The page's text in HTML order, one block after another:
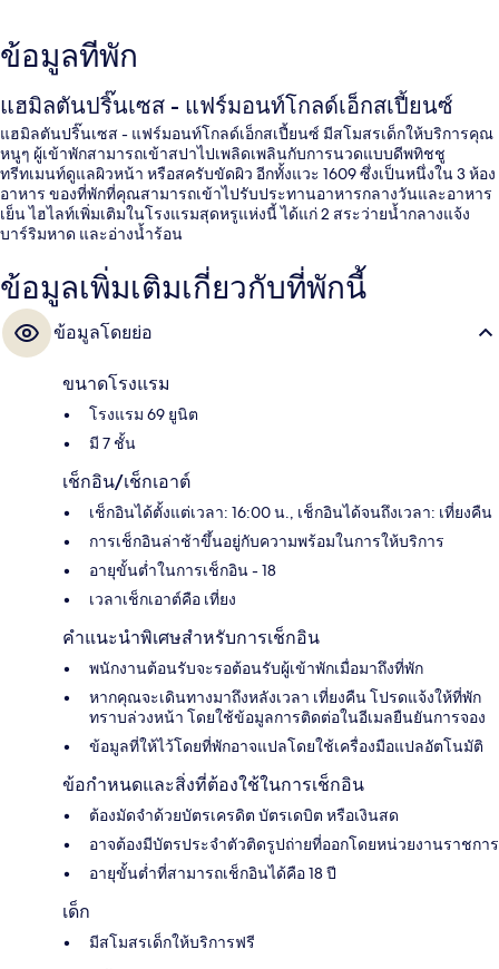
ข้อมูลที่พัก
แฮมิลตันปริ๊นเซส - แฟร์มอนท์โกลด์เอ็กสเปี้ยนซ์
แฮมิลตันปริ๊นเซส - แฟร์มอนท์โกลด์เอ็กสเปี้ยนซ์ มีสโมสรเด็กให้บริการคุณ
หนูๆ ผู้เข้าพักสามารถเข้าสปาไปเพลิดเพลินกับการนวดแบบดีพทิชชู
ทรีทเมนท์ดูแลผิวหน้า หรือสครับขัดผิว อีกทั้งแวะ 1609 ซึ่งเป็นหนึ่งใน 3 ห้อง
อาหาร ของที่พักที่คุณสามารถเข้าไปรับประทานอาหารกลางวันและอาหาร
เย็น ไฮไลท์เพิ่มเติมในโรงแรมสุดหรูแห่งนี้ ได้แก่ 2 สระว่ายน้ำกลางแจ้ง
บาร์ริมหาด และอ่างน้ำร้อน
ข้อมูลเพิ่มเติมเกี่ยวกับที่พักนี้
ข้อมูลโดยย่อ
ขนาดโรงแรม
โรงแรม 69 ยูนิต
มี 7 ชั้น
เช็กอิน/เช็กเอาต์
เช็กอินได้ตั้งแต่เวลา: 16:00 น., เช็กอินได้จนถึงเวลา: เที่ยงคืน
การเช็กอินล่าช้าขึ้นอยู่กับความพร้อมในการให้บริการ
อายุขั้นต่ำในการเช็กอิน - 18
เวลาเช็กเอาต์คือ เที่ยง
คำแนะนำพิเศษสำหรับการเช็กอิน
พนักงานต้อนรับจะรอต้อนรับผู้เข้าพักเมื่อมาถึงที่พัก
หากคุณจะเดินทางมาถึงหลังเวลา เที่ยงคืน โปรดแจ้งให้ที่พัก
ทราบล่วงหน้า โดยใช้ข้อมูลการติดต่อในอีเมลยืนยันการจอง
ข้อมูลที่ให้ไว้โดยที่พักอาจแปลโดยใช้เครื่องมือแปลอัตโนมัติ
ข้อกำหนดและสิ่งที่ต้องใช้ในการเช็กอิน
ต้องมัดจำด้วยบัตรเครดิต บัตรเดบิต หรือเงินสด
อาจต้องมีบัตรประจำตัวติดรูปถ่ายที่ออกโดยหน่วยงานราชการ
อายุขั้นต่ำที่สามารถเช็กอินได้คือ 18 ปี
เด็ก
มีสโมสรเด็กให้บริการฟรี